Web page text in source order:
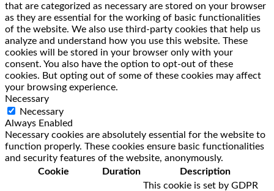
that are categorized as necessary are stored on your browser
as they are essential for the working of basic functionalities
of the website. We also use third-party cookies that help us
analyze and understand how you use this website. These
cookies will be stored in your browser only with your
consent. You also have the option to opt-out of these
cookies. But opting out of some of these cookies may affect
your browsing experience.
Necessary
Necessary
Always Enabled
Necessary cookies are absolutely essential for the website to
function properly. These cookies ensure basic functionalities
and security features of the website, anonymously.
Cookie
Duration Description
This cookie is set by GDPR